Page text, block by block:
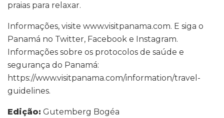
praias para relaxar.
Informações, visite www.visitpanama.com. E siga o
Panamá no Twitter, Facebook e Instagram.
Informações sobre os protocolos de saúde e
segurança do Panamá:
https://www.visitpanama.com/information/travel-
guidelines.
Edição: Gutemberg Bogéa